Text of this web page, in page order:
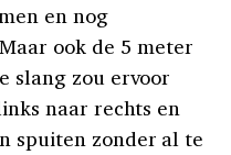
en nog
ook de 5 meter
slang zou ervoor
naar rechts en
spuiten zonder al te